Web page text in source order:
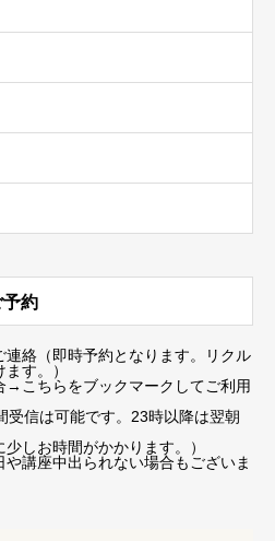
約
絡（即時予約となります。リクル
す。）
→こちらをブックマーク してご利用
信は可能です。23時以降は翌朝
しお時間がかかります。）
講座中出られない場合もございま